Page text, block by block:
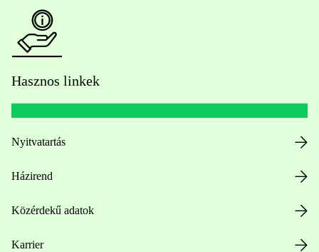
Hasznos linkek
Nyitvatartás
Házirend
Közérdekű adatok
Karrier